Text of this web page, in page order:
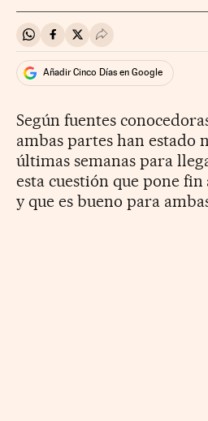
Compartir en Whatsapp
Compartir en Facebook
Compartir en Twitter
Desplegar Redes
Añadir Cinco Días en Google
Según fuentes
ambas partes han estado
últimas semanas para
esta cuestión que pone fin
y que es bueno para